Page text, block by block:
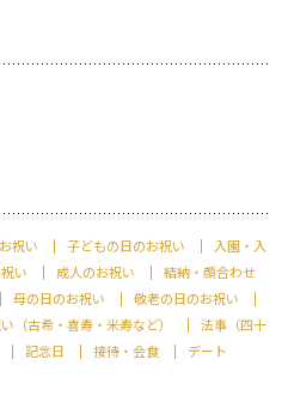
祝い 子どもの日のお祝い
入園・入
い 成人のお祝い
結納・顔合わせ
母の日のお祝い
敬老の日のお祝い
（古希・喜寿・米寿など）
法事（四十
記念日 接待・会食 デート